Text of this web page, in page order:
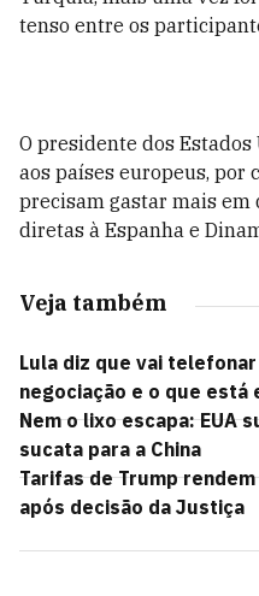
tenso entre os
O presidente dos
aos países europeus, por
precisam gastar mais em
diretas à Espanha e
Veja também
Lula diz que vai
negociação e o que está
Nem o lixo escapa: EUA
sucata para a China
Tarifas de Trump
após decisão da Justiça